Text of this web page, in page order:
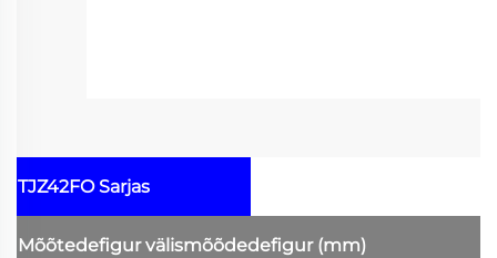
TJZ42FO Sarjas
Mõõtedefigurvälismõõdedefigur (mm)